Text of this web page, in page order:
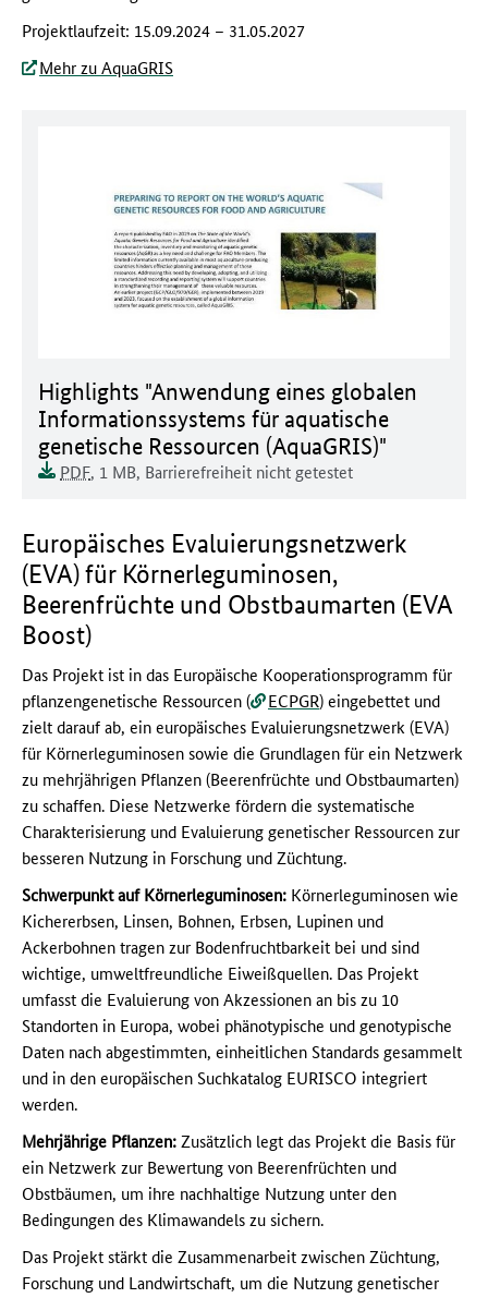
Projektlaufzeit: 15.09.2024 – 31.05.2027
Mehr zu AquaGRIS
Dokument zum runterladen:
Highlights "Anwendung eines globalen
Informationssystems für aquatische
genetische Ressourcen (AquaGRIS)"
Dokumentenformat:
PDFDokumentengröße:
, 1 MB
Barrierefreiheit:
Dieses Dokument ist auf
, Barrierefreiheit nicht getestet
Europäisches Evaluierungsnetzwerk
(EVA) für Körnerleguminosen,
Beerenfrüchte und Obstbaumarten (EVA
Boost)
Das Projekt ist in das Europäische Kooperationsprogramm für
pflanzengenetische Ressourcen (
ECPGR) eingebettet und
zielt darauf ab, ein europäisches Evaluierungsnetzwerk (EVA)
für Körnerleguminosen sowie die Grundlagen für ein Netzwerk
zu mehrjährigen Pflanzen (Beerenfrüchte und Obstbaumarten)
zu schaffen. Diese Netzwerke fördern die systematische
Charakterisierung und Evaluierung genetischer Ressourcen zur
besseren Nutzung in Forschung und Züchtung.
Schwerpunkt auf Körnerleguminosen: Körnerleguminosen wie
Kichererbsen, Linsen, Bohnen, Erbsen, Lupinen und
Ackerbohnen tragen zur Bodenfruchtbarkeit bei und sind
wichtige, umweltfreundliche Eiweißquellen. Das Projekt
umfasst die Evaluierung von Akzessionen an bis zu 10
Standorten in Europa, wobei phänotypische und genotypische
Daten nach abgestimmten, einheitlichen Standards gesammelt
und in den europäischen Suchkatalog EURISCO integriert
werden.
Mehrjährige Pflanzen:Zusätzlich legt das Projekt die Basis für
ein Netzwerk zur Bewertung von Beerenfrüchten und
Obstbäumen, um ihre nachhaltige Nutzung unter den
Bedingungen des Klimawandels zu sichern.
Das Projekt stärkt die Zusammenarbeit zwischen Züchtung,
Forschung und Landwirtschaft, um die Nutzung genetischer